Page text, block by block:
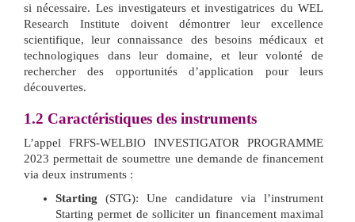
si nécessaire. Les investigateurs et investigatrices du WEL
Research Institute doivent démontrer leur excellence
scientifique, leur connaissance des besoins médicaux et
technologiques dans leur domaine, et leur volonté de
rechercher des opportunités d’application pour leurs
découvertes.
1.2 Caractéristiques des instruments
L’appel FRFS-WELBIO INVESTIGATOR PROGRAMME
2023 permettait de soumettre une demande de financement
via deux instruments :
Starting (STG): Une candidature via l’instrument
Starting permet de solliciter un financement maximal